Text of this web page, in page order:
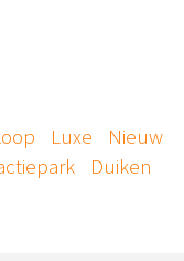
Luxe
Nieuw
Duiken